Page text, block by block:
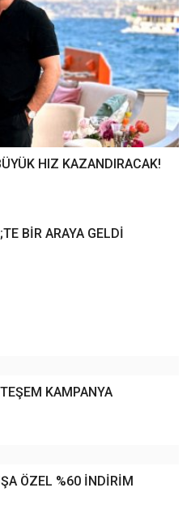
HIZ KAZANDIRACAK!
BİR ARAYA GELDİ
KAMPANYA
ÖZEL %60 İNDİRİM